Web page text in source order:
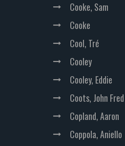
Cooke, Sam
Cooke
Cool, Tré
Cooley
Cooley, Eddie
Coots, John Fred
Copland, Aaron
Coppola, Aniello